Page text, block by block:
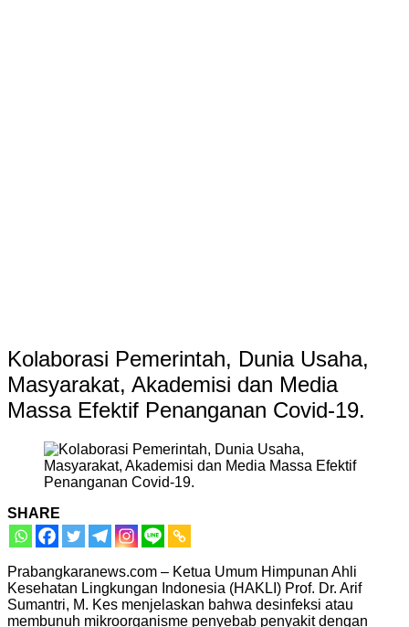
Kolaborasi Pemerintah, Dunia Usaha,
Masyarakat, Akademisi dan Media
Massa Efektif Penanganan Covid-19.
SHARE
Prabangkaranews.com – Ketua Umum Himpunan Ahli
Kesehatan Lingkungan Indonesia (HAKLI) Prof. Dr. Arif
Sumantri, M. Kes menjelaskan bahwa desinfeksi atau
membunuh mikroorganisme penyebab penyakit dengan